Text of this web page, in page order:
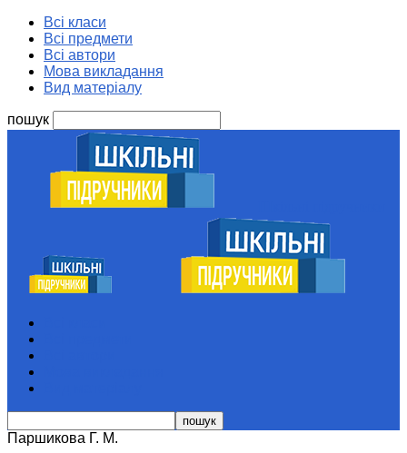
Всі класи
Всі предмети
Всі автори
Мова викладання
Вид матеріалу
пошук
Паршикова Г. М.